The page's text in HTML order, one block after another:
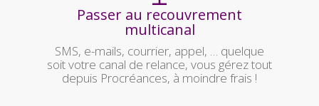
Passer au recouvrement
multicanal
SMS, e-mails, courrier, appel, … quelque
soit votre canal de relance, vous gérez tout
depuis Procréances, à moindre frais !